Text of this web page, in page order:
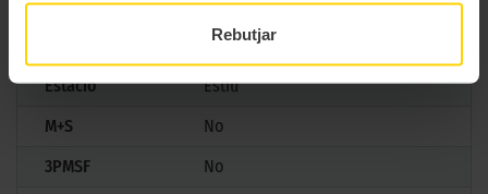
Rebutjar
Model
P ZERO
235/35 R19 87 Y
Estació
Estiu
M+S
No
3PMSF
No